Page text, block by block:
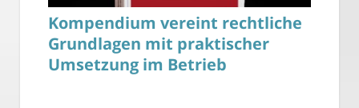
Kompendium vereint rechtliche
Grundlagen mit praktischer
Umsetzung im Betrieb